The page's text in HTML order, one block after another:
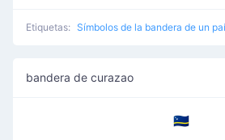
Etiquetas: Símbolos de la bandera de un
bandera de curazao
🇨🇼